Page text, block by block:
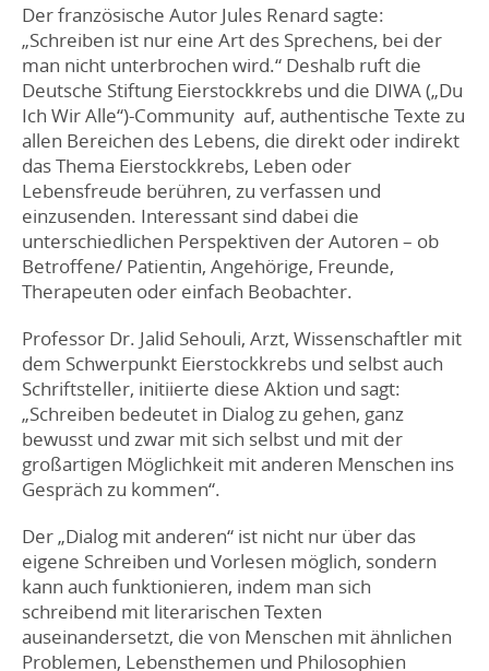
Der französische Autor Jules Renard sagte:
„Schreiben ist nur eine Art des Sprechens, bei der
man nicht unterbrochen wird.“ Deshalb ruft die
Deutsche Stiftung Eierstockkrebs und die DIWA („Du
Ich Wir Alle“)-Community auf, authentische Texte zu
allen Bereichen des Lebens, die direkt oder indirekt
das Thema Eierstockkrebs, Leben oder
Lebensfreude berühren, zu verfassen und
einzusenden. Interessant sind dabei die
unterschiedlichen Perspektiven der Autoren – ob
Betroffene/ Patientin, Angehörige, Freunde,
Therapeuten oder einfach Beobachter.
Professor Dr. Jalid Sehouli, Arzt, Wissenschaftler mit
dem Schwerpunkt Eierstockkrebs und selbst auch
Schriftsteller, initiierte diese Aktion und sagt:
„Schreiben bedeutet in Dialog zu gehen, ganz
bewusst und zwar mit sich selbst und mit der
großartigen Möglichkeit mit anderen Menschen ins
Gespräch zu kommen“.
Der „Dialog mit anderen“ ist nicht nur über das
eigene Schreiben und Vorlesen möglich, sondern
kann auch funktionieren, indem man sich
schreibend mit literarischen Texten
auseinandersetzt, die von Menschen mit ähnlichen
Problemen, Lebensthemen und Philosophien